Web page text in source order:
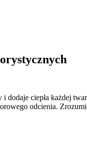
ciepła każdej
odcienia.